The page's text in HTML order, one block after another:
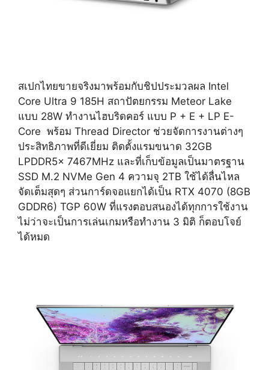
สเปกไทยขายจริงมาพร้อมกับชิปประมวลผล Intel
Core Ultra 9 185H สถาปัตยกรรม Meteor Lake
แบบ 28W ทำงานไฮบริดคอร์ แบบ P + E + LP E-
Core พร้อม Thread Director ช่วยจัดการงานต่างๆ
ประสิทธิภาพที่ดีเยี่ยม ติดตั้งแรมขนาด 32GB
LPDDR5x 7467MHz และที่เก็บข้อมูลเป็นมาตรฐาน
SSD M.2 NVMe Gen 4 ความจุ 2TB ใช้ได้ลื่นไหล
จัดเต็มสุดๆ ส่วนการ์ดจอแยกได้เป็น RTX 4070 (8GB
GDDR6) TGP 60W ที่แรงตอบสนองได้ทุกการใช้งาน
ไม่ว่าจะเป็นการเล่นเกมหรือทำงาน 3 มิติ ก็ตอบโจย์
ได้หมด